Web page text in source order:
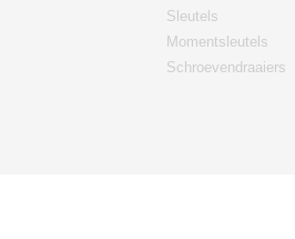
Sleutels
Momentsleutels
Schroevendraaiers